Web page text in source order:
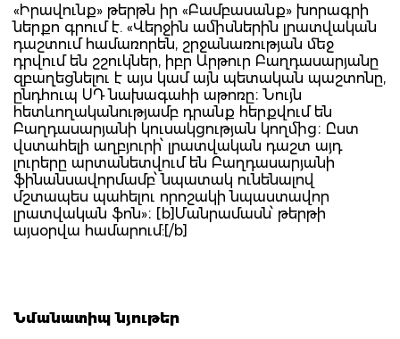
«Իրավունք» թերթն իր «Բամբասանք» խորագրի
ներքո գրում է. «Վերջին ամիսներին լրատվական
դաշտում համառորեն, շրջանառության մեջ
դրվում են շշուկներ, իբր Արթուր Բաղդասարյանը
զբաղեցնելու է այս կամ այն պետական պաշտոնը,
ընդհուպ ՍԴ նախագահի աթոռը։ Նույն
հետևողականությամբ դրանք հերքվում են
Բաղդասարյանի կուսակցության կողմից։ Ըստ
վստահելի աղբյուրի՝ լրատվական դաշտ այդ
լուրերը արտանետվում են Բաղդասարյանի
ֆինանսավորմամբ՝ նպատակ ունենալով
մշտապես պահելու որոշակի նպաստավոր
լրատվական ֆոն»։ [b]Մանրամասն՝ թերթի
այսօրվա համարում:[/b]
Նմանատիպ նյութեր